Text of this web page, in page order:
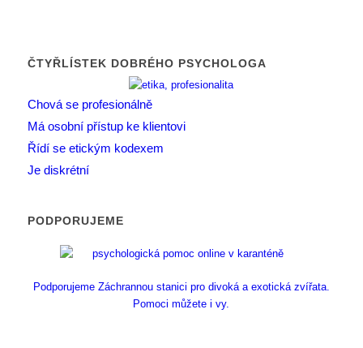
ČTYŘLÍSTEK DOBRÉHO PSYCHOLOGA
Chová se profesionálně
Má osobní přístup ke klientovi
Řídí se etickým kodexem
Je diskrétní
PODPORUJEME
Podporujeme Záchrannou stanici pro divoká a exotická zvířata.
Pomoci můžete i vy.